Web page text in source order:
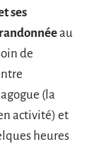
ses
au
de
(la
activité) et
heures